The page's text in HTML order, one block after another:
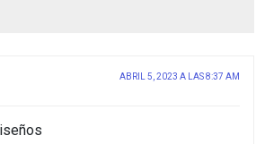
ABRIL 5, 2023 A LAS 8:37 AM